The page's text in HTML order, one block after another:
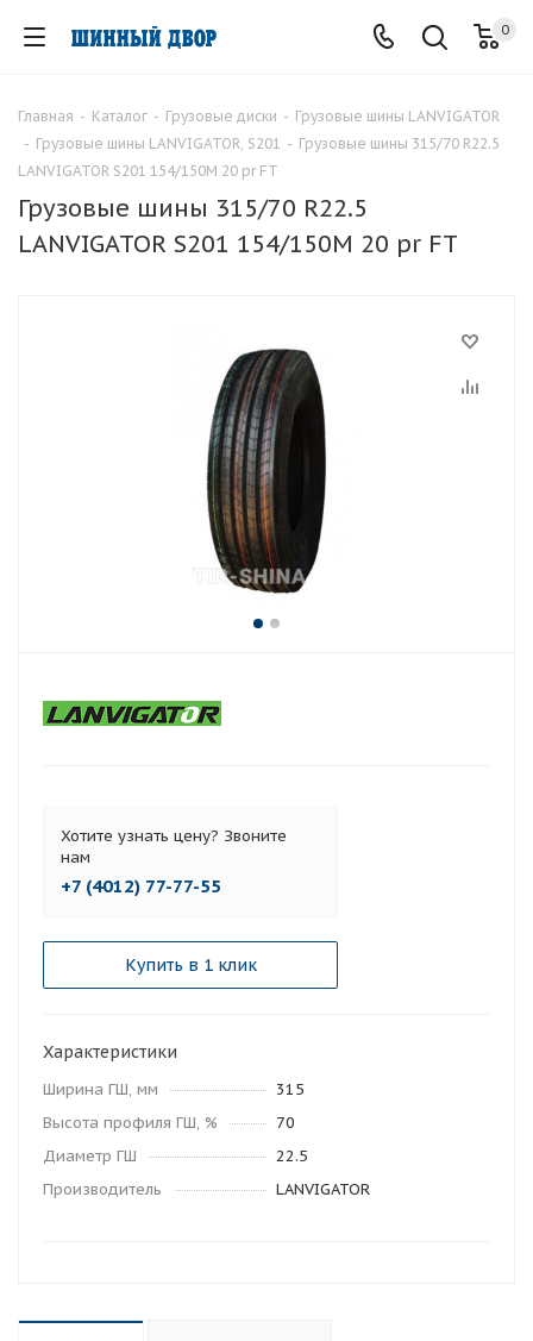
0
Главная - Каталог - Грузовые диски - Грузовые шины LANVIGATOR
- Грузовые шины LANVIGATOR, S201 - Грузовые шины 315/70 R22.5
LANVIGATOR S201 154/150M 20 pr FT
Грузовые шины 315/70 R22.5
LANVIGATOR S201 154/150M 20 pr FT
Хотите узнать цену? Звоните
нам
+7 (4012) 77-77-55
Купить в 1 клик
Характеристики
Ширина ГШ, мм
315
Высота профиля ГШ, %
70
Диаметр ГШ
22.5
Производитель
LANVIGATOR